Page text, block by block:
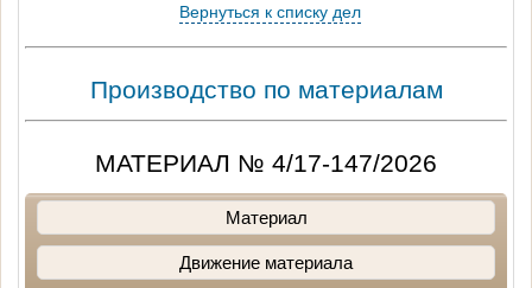
Вернуться к списку дел
Производство по материалам
МАТЕРИАЛ № 4/17-147/2026
Материал
Движение материала